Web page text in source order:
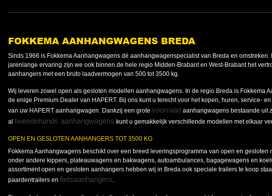
FOKKEMA AANHANGWAGENS BREDA
Sinds 1966 is Fokkema Aanhangwagens dé aanhangwagenspecialist van Breda en omstreken.
jarenlange ervaring zijn we ook binnen de hele regio Midden-Brabant en West-Brabant het
aanhangers met een bruto laadvermogen van 500 tot 3500 kg.
Wij leveren zowel open als gesloten modellen aanhangwagens. In de regio Breda is Fokkema
de enige Premium Dealer van HAPERT. Bij ons kunt u terecht voor het kopen, huren, service-
van uw HAPERT aanhangwagen. Dankzij een grote voorraad aanhangwagens bestaande uit
al tweedehands aanhangwagens kunt u gemakkelijk verschillende modellen met elkaar
OPEN EN GESLOTEN AANHANGERS TOT 3500 KG
Fokkema Aanhangwagens beschikt over een breed leveringsprogramma van open en gesloten
onder andere kippers, plateauwagens en bakwagens, autoambulances, bagagewagens en
assortiment open en gesloten aanhangers hebben wij in Breda ook speciale trailers te koop
paardentrailers en fietsaanhangers